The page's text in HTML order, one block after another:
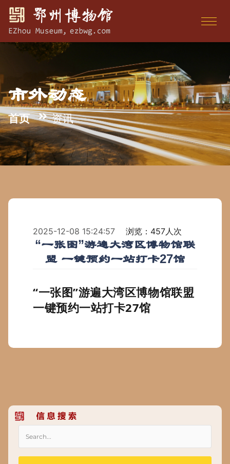
市外动态
首页 资讯
2025-12-08 15:24:57 浏览：457人次
“一张图”游遍大湾区博物馆联
盟 一键预约一站打卡27馆
“一张图”游遍大湾区博物馆联盟
一键预约一站打卡27馆